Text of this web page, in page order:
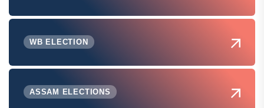
WB ELECTION
ASSAM ELECTIONS